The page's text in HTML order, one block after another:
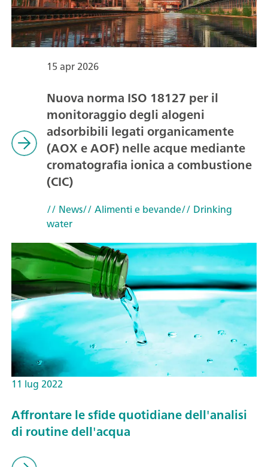
15 apr 2026
Nuova norma ISO 18127 per il
monitoraggio degli alogeni
adsorbibili legati organicamente
(AOX e AOF) nelle acque mediante
cromatografia ionica a combustione
(CIC)
// News// Alimenti e bevande// Drinking
water
11 lug 2022
Affrontare le sfide quotidiane dell'analisi
di routine dell'acqua